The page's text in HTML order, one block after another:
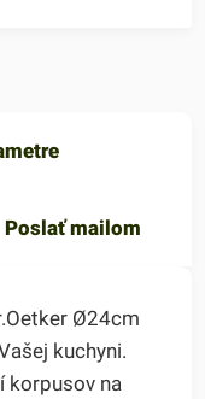
Poslať mailom
Ø24cm
kuchyni.
korpusov na